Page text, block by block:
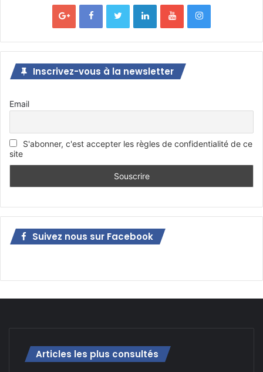
Inscrivez-vous à la newsletter
Email
S'abonner, c'est accepter les règles de confidentialité de ce
site
Suivez nous sur Facebook
Articles les plus consultés